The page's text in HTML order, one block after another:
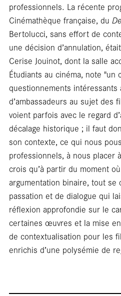
professionnels. La récente
Cinémathèque française, du
Bertolucci, sans effort de
une décision d’annulation,
Cerise Jouinot, dont la salle
Étudiants au cinéma, note "un
questionnements intéressants
d’ambassadeurs au sujet des
voient parfois avec le regard
décalage historique ; il faut
son contexte, ce qui nous
professionnels, à nous placer
crois qu’à partir du moment
argumentation binaire, tout
passation et de dialogue qui
réflexion approfondie sur le
certaines œuvres et la mise
de contextualisation pour les
enrichis d’une polysémie de